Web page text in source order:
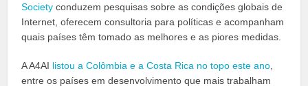
Society conduzem pesquisas sobre as condições globais de
Internet, oferecem consultoria para políticas e acompanham
quais países têm tomado as melhores e as piores medidas.
A A4AI listou a Colômbia e a Costa Rica no topo este ano,
entre os países em desenvolvimento que mais trabalham